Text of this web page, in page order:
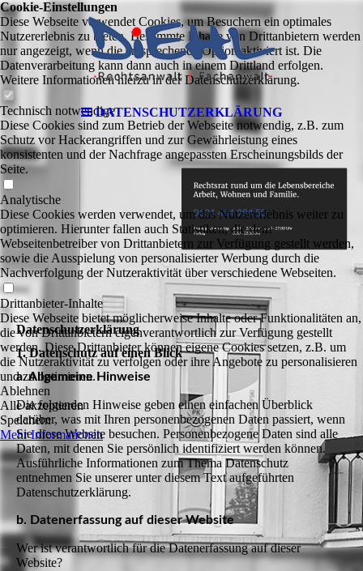
DATENSCHUTZERKLÄRUNG
Datenschutzerklärung
1. Datenschutz auf einen Blick
a. Allgemeine Hinweise
Die folgenden Hinweise geben einen einfachen Überblick
darüber, was mit Ihren personenbezogenen Daten passiert, wenn
Sie diese Website besuchen. Personenbezogene Daten sind alle
Daten, mit denen Sie persönlich identifiziert werden können.
Ausführliche Informationen zum Thema Datenschutz
entnehmen Sie unserer unter diesem Text aufgeführten
Datenschutzerklärung.
b. Datenerfassung auf dieser Website
Wer ist verantwortlich für die Datenerfassung auf dieser
Website?
Cookie-Einstellungen
Diese Webseite verwendet Cookies, um Besuchern ein optimales
Nutzererlebnis zu bieten. Bestimmte Inhalte von Drittanbietern werden
nur angezeigt, wenn die entsprechende Option aktiviert ist. Die
Datenverarbeitung kann dann auch in einem Drittland erfolgen.
Weitere Informationen hierzu in der Datenschutzerklärung.
Technisch notwendige
Diese Cookies sind zum Betrieb der Webseite notwendig, z.B. zum
Schutz vor Hackerangriffen und zur Gewährleistung eines
konsistenten und der Nachfrage angepassten Erscheinungsbilds der
Seite.
Analytische
Diese Cookies werden verwendet, um das Nutzererlebnis weiter zu
optimieren. Hierunter fallen auch Statistiken, die dem
Webseitenbetreiber von Drittanbietern zur Verfügung gestellt werden,
sowie die Ausspielung von personalisierter Werbung durch die
Nachverfolgung der Nutzeraktivität über verschiedene Webseiten.
Drittanbieter-Inhalte
Diese Webseite bietet möglicherweise Inhalte oder Funktionalitäten an,
die von Drittanbietern eigenverantwortlich zur Verfügung gestellt
werden. Diese Drittanbieter können eigene Cookies setzen, z.B. um
die Nutzeraktivität zu verfolgen oder ihre Angebote zu personalisieren
und zu optimieren.
Ablehnen
Alle akzeptieren
Speichern
Mehr Informationen